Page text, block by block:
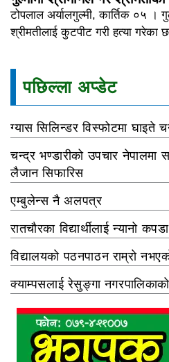
टोपलाल अर्यालगुल्मी, कार्तिक ०५ ।
श्रीमतीलाई कुटपीट गरी हत्या गरेका
पछिल्ला अप्डेट
ग्यास सिलिन्डर विस्फोटमा घाइते
चन्द्र भण्डारीको उपचार नेपालमा
लैजान सिफारिस
एम्बुलेन्स नै अलपत्र
रातचौरका विद्यार्थीलाई न्यानो
विद्यालयको पठनपाठन राम्रो
क्याम्पसलाई रेसुङ्गा